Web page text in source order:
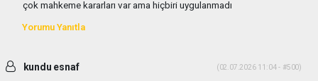
çok mahkeme kararları var ama hiçbiri uygulanmadı
Yorumu Yanıtla
kundu esnaf (02.07.2026 11:04 - #500)